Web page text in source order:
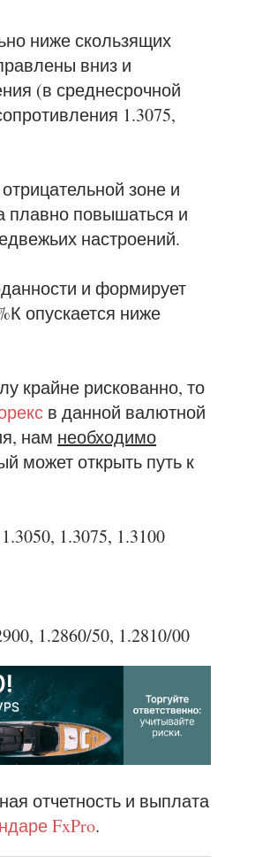
ниже скользящих
вниз и
(в среднесрочной
1.3075,
зоне и
плавно повышаться и
настроений.
и формирует
опускается ниже
крайне рискованно, то
в данной валютной
нам необходимо
может открыть путь к
1.3075, 1.3100
1.2860/50, 1.2810/00
отчетность и выплата
FxPro.